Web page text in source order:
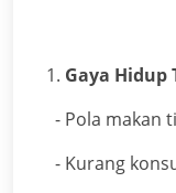
1. Gaya Hidup
- Pola makan
- Kurang